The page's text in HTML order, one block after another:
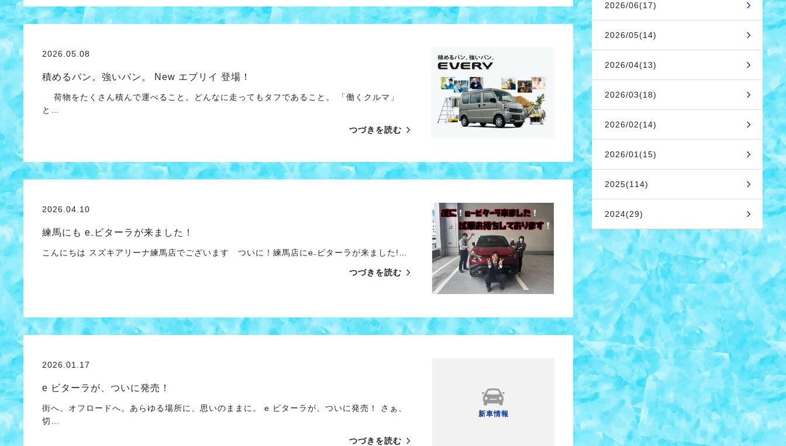
2026.05.08
積めるバン。強いバン。 New エブリイ 登場！
荷物をたくさん積んで運べること。どんなに走ってもタフであること。 「働くクルマ」
と…
つづきを読む
2026.04.10
練馬にも e₋ビターラが来ました！
こんにちは スズキアリーナ練馬店でございます ついに！練馬店にe₋ビターラが来ました!…
つづきを読む
2026.01.17
e ビターラが、ついに発売！
街へ、オフロードへ。あらゆる場所に、思いのままに。 e ビターラが、ついに発売！ さぁ、
切…
つづきを読む
新車情報
2026/06(17)
2026/05(14)
2026/04(13)
2026/03(18)
2026/02(14)
2026/01(15)
2025(114)
2024(29)